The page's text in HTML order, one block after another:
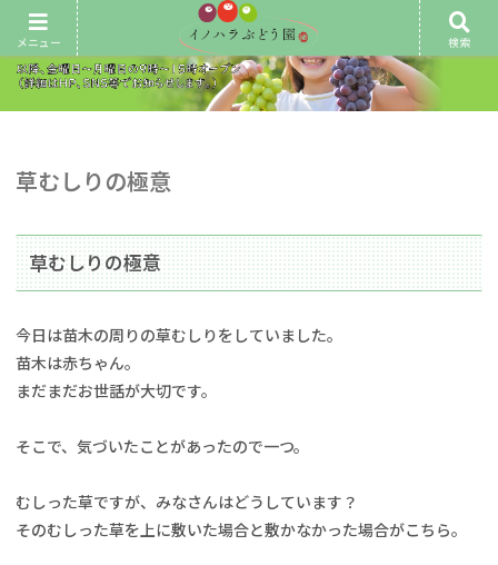
草むしりの極意
草むしりの極意
今日は苗木の周りの草むしりをしていました。
苗木は赤ちゃん。
まだまだお世話が大切です。
そこで、気づいたことがあったので一つ。
むしった草ですが、みなさんはどうしています？
そのむしった草を上に敷いた場合と敷かなかった場合がこちら。
メニュー 検索